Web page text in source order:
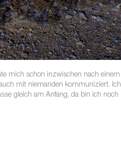
mich schon inzwischen nach einem
mit niemanden kommuniziert. Ich
gleich am Anfang, da bin ich noch